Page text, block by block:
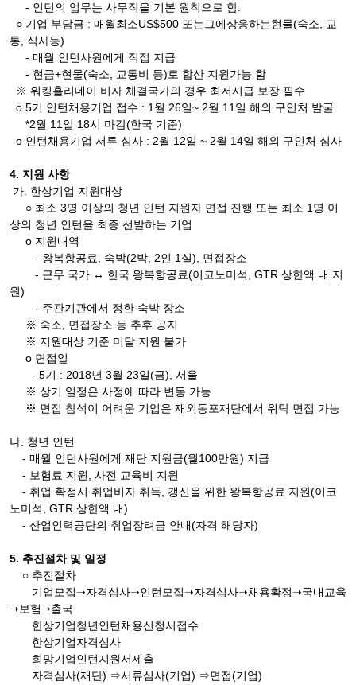
- 인턴의 업무는 사무직을 기본 원칙으로 함.
○ 기업 부담금 : 매월최소US$500 또는그에상응하는현물(숙소, 교
통, 식사등)
- 매월 인턴사원에게 직접 지급
- 현금+현물(숙소, 교통비 등)로 합산 지원가능 함
※ 워킹홀리데이 비자 체결국가의 경우 최저시급 보장 필수
o 5기 인턴채용기업 접수 : 1월 26일~ 2월 11일 해외 구인처 발굴
*2월 11일 18시 마감(한국 기준)
o 인턴채용기업 서류 심사 : 2월 12일 ~ 2월 14일 해외 구인처 심사
4. 지원 사항
가. 한상기업 지원대상
○ 최소 3명 이상의 청년 인턴 지원자 면접 진행 또는 최소 1명 이
상의 청년 인턴을 최종 선발하는 기업
o 지원내역
- 왕복항공료, 숙박(2박, 2인 1실), 면접장소
- 근무 국가 ↔ 한국 왕복항공료(이코노미석, GTR 상한액 내 지
원)
- 주관기관에서 정한 숙박 장소
※ 숙소, 면접장소 등 추후 공지
※ 지원대상 기준 미달 지원 불가
o 면접일
- 5기 : 2018년 3월 23일(금), 서울
※ 상기 일정은 사정에 따라 변동 가능
※ 면접 참석이 어려운 기업은 재외동포재단에서 위탁 면접 가능
나. 청년 인턴
- 매월 인턴사원에게 재단 지원금(월100만원) 지급
- 보험료 지원, 사전 교육비 지원
- 취업 확정시 취업비자 취득, 갱신을 위한 왕복항공료 지원(이코
노미석, GTR 상한액 내)
- 산업인력공단의 취업장려금 안내(자격 해당자)
5. 추진절차 및 일정
○ 추진절차
기업모집➝자격심사➝인턴모집➝자격심사➝채용확정➝국내교육
➝보험➝출국
한상기업청년인턴채용신청서접수
한상기업자격심사
희망기업인턴지원서제출
자격심사(재단) ⇒서류심사(기업) ⇒면접(기업)